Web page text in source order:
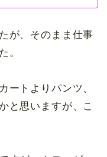
が、そのまま仕事
。
ートよりパンツ、
と思いますが、こ